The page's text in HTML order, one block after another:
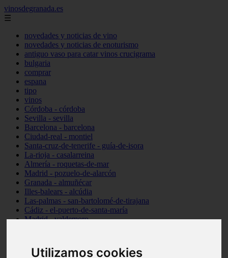
Utilizamos cookies
vinosdegranada.es
☰
novedades y noticias de vino
novedades y noticias de enoturismo
antiguo vaso para catar vinos crucigrama
bulgaria
comprar
espana
tipo
vinos
Córdoba - córdoba
Sevilla - sevilla
Barcelona - barcelona
Ciudad-real - montiel
Santa-cruz-de-tenerife - guía-de-isora
La-rioja - casalarreina
Almería - roquetas-de-mar
Madrid - pozuelo-de-alarcón
Granada - almuñécar
Illes-balears - alcúdia
Las-palmas - san-bartolomé-de-tirajana
Cádiz - el-puerto-de-santa-maría
Madrid - valdemoro
Cantabria - suances
Sevilla - bormujos